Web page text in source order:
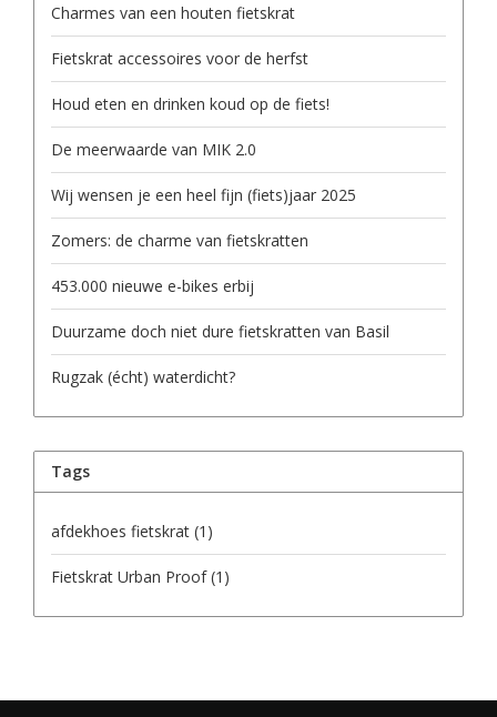
Charmes van een houten fietskrat
Fietskrat accessoires voor de herfst
Houd eten en drinken koud op de fiets!
De meerwaarde van MIK 2.0
Wij wensen je een heel fijn (fiets)jaar 2025
Zomers: de charme van fietskratten
453.000 nieuwe e-bikes erbij
Duurzame doch niet dure fietskratten van Basil
Rugzak (écht) waterdicht?
Tags
afdekhoes fietskrat (1)
Fietskrat Urban Proof(1)